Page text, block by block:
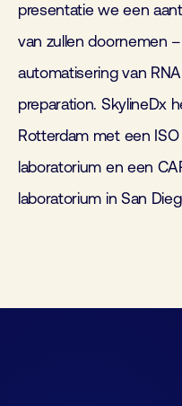
presentatie we een
van zullen doornemen
automatisering van
preparation. SkylineDx
Rotterdam met een
laboratorium en een
laboratorium in San